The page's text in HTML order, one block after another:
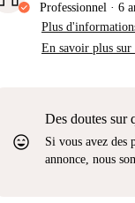
Professionnel · 6
Plus
En savoir plus
sentiment_very_satisfied
Des doutes sur
Si vous avez des
annonce, nous